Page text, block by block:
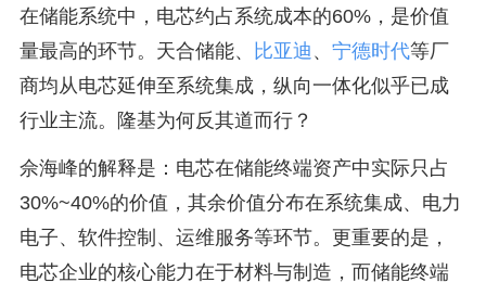
在储能系统中，电芯约占系统成本的60%，是价值
量最高的环节。天合储能、
比亚迪 、 宁德时代等厂
商均从电芯延伸至系统集成，纵向一体化似乎已成
行业主流。隆基为何反其道而行？
佘海峰的解释是：电芯在储能终端资产中实际只占
30%~40%的价值，其余价值分布在系统集成、电力
电子、软件控制、运维服务等环节。更重要的是，
电芯企业的核心能力在于材料与制造，而储能终端